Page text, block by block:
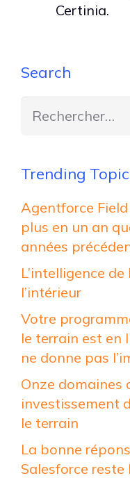
Certinia.
Search
Trending
Agentforce
plus en un an
années
L’intelligence
l’intérieur
Votre
le terrain est en
ne donne pas
Onze domaines
investissement
le terrain
La bonne
Salesforce